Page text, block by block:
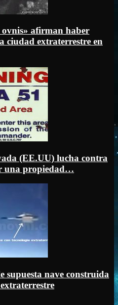
ovnis» afirman haber
ciudad extraterrestre en
(EE.UU) lucha contra
una propiedad…
supuesta nave construida